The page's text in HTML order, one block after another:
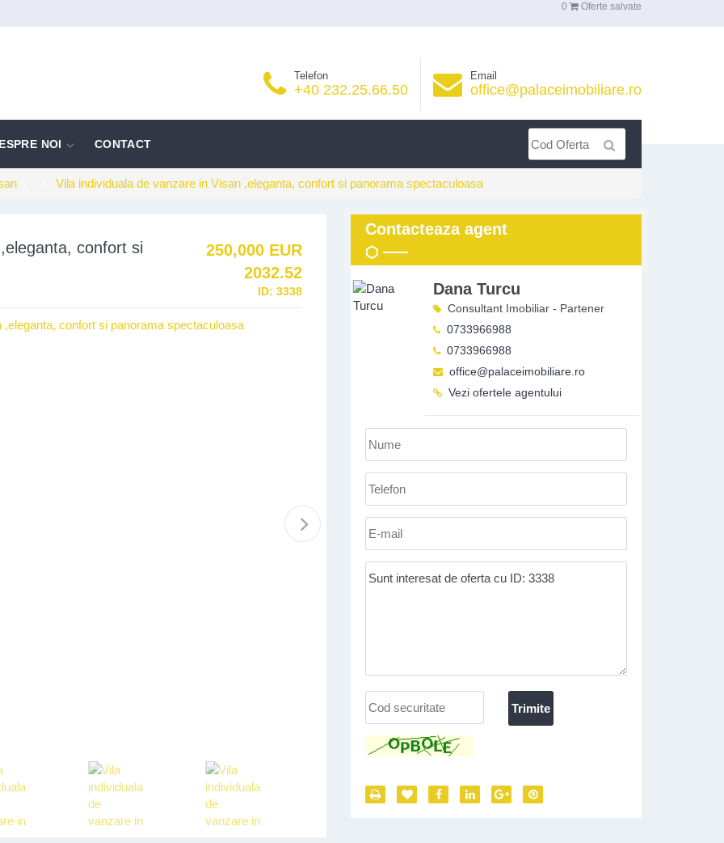
0 Oferte salvate
Telefon
+40 232.25.66.50
Email
office@palaceimobiliare.ro
NOI CONTACT
Vila individuala de vanzare in Visan ,eleganta, confort si panorama spectaculoasa
confort si
250,000 EUR
2032.52
ID: 3338
Contacteaza agent
Dana Turcu
Consultant Imobiliar - Partener
0733966988
0733966988
office@palaceimobiliare.ro
Vezi ofertele agentului
:
:
mail:
securitate
*: